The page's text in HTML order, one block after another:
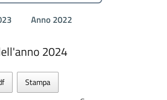
Anno 2022
2024
Stampa